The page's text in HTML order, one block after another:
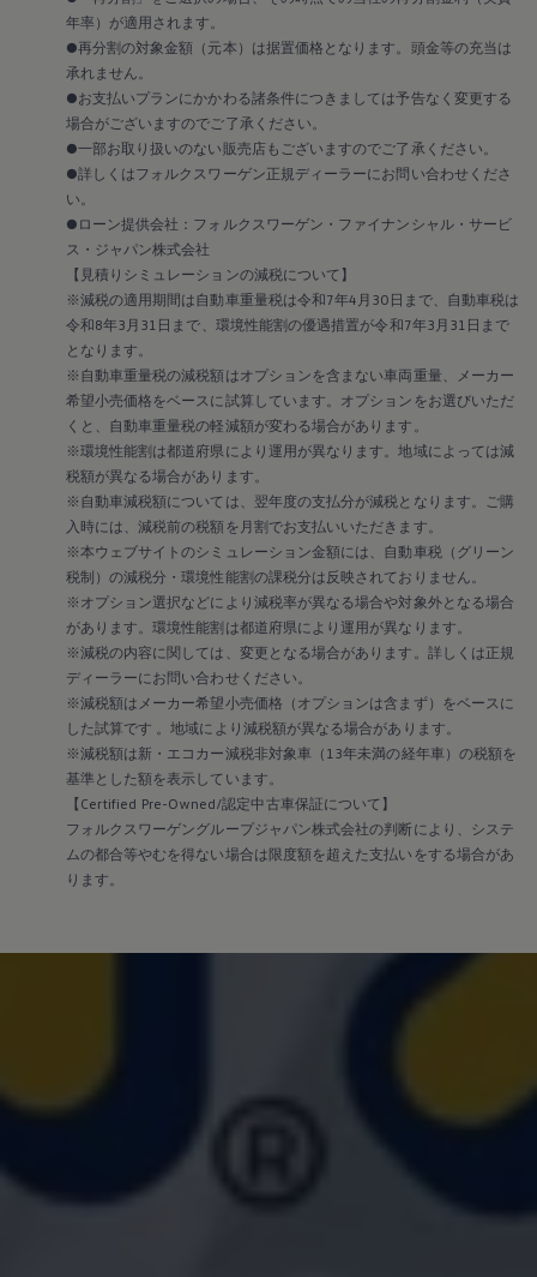
2023
2022
2020
2019
2018
2017
2016
リコール関連情報
セーフティ マイスター
年率）が適用されます。
●再分割の対象金額（元本）は据置価格となります。頭金等の充当は
承れません。
●お支払いプランにかかわる諸条件につきましては予告なく変更する
場合がございますのでご了承ください。
●一部お取り扱いのない販売店もございますのでご了承ください。
●詳しくはフォルクスワーゲン正規ディーラーにお問い合わせくださ
い。
●ローン提供会社：フォルクスワーゲン・ファイナンシャル・サービ
ス・ジャパン株式会社
【見積りシミュレーションの減税について】
※減税の適用期間は自動車重量税は令和7年4月30日まで、自動車税は
令和8年3月31日まで、環境性能割の優遇措置が令和7年3月31日まで
となります。
※自動車重量税の減税額はオプションを含まない車両重量、メーカー
希望小売価格をベースに試算しています。オプションをお選びいただ
くと、自動車重量税の軽減額が変わる場合があります。
※環境性能割は都道府県により運用が異なります。地域によっては減
税額が異なる場合があります。
※自動車減税額については、翌年度の支払分が減税となります。ご購
入時には、減税前の税額を月割でお支払いいただきます。
※本ウェブサイトのシミュレーション金額には、自動車税（グリーン
税制）の減税分・環境性能割の課税分は反映されておりません。
※オプション選択などにより減税率が異なる場合や対象外となる場合
があります。環境性能割は都道府県により運用が異なります。
※減税の内容に関しては、変更となる場合があります。詳しくは正規
ディーラーにお問い合わせください。
※減税額はメーカー希望小売価格（オプションは含まず）をベースに
した試算です 。地域により減税額が異なる場合があります。
※減税額は新・エコカー減税非対象車（13年未満の経年車）の税額を
基準とした額を表示しています。
【Certified Pre-Owned/認定中古車保証について】
フォルクスワーゲングループジャパン株式会社の判断により、システ
ムの都合等やむを得ない場合は限度額を超えた支払いをする場合があ
ります。